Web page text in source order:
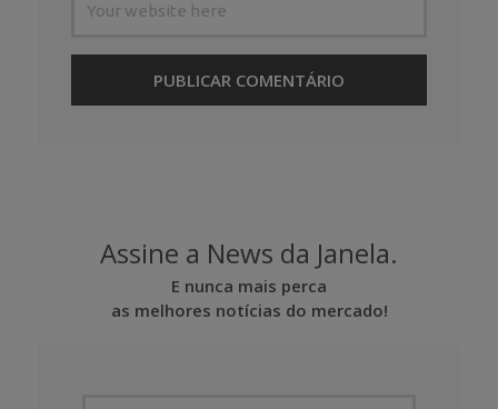
Assine a News da Janela.
E nunca mais perca
as melhores notícias do mercado!